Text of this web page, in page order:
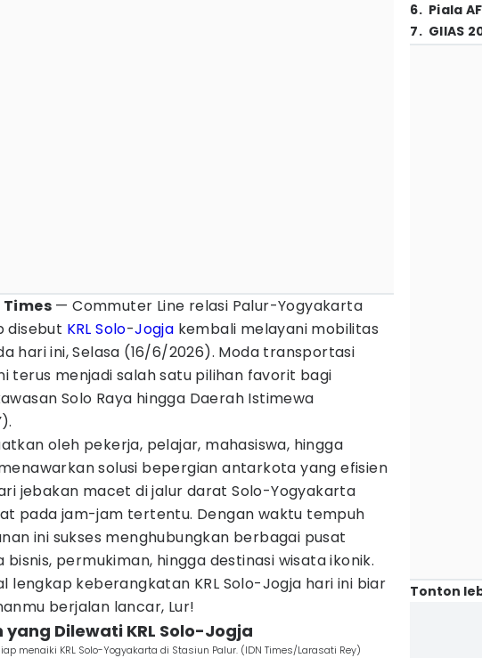
— Commuter Line relasi Palur-Yogyakarta
disebut KRL Solo-Jogja kembali melayani mobilitas
hari ini, Selasa (16/6/2026). Moda transportasi
terus menjadi salah satu pilihan favorit bagi
Solo Raya hingga Daerah Istimewa
oleh pekerja, pelajar, mahasiswa, hingga
solusi bepergian antarkota yang efisien
jebakan macet di jalur darat Solo-Yogyakarta
pada jam-jam tertentu. Dengan waktu tempuh
ini sukses menghubungkan berbagai pusat
bisnis, permukiman, hingga destinasi wisata ikonik.
lengkap keberangkatan KRL Solo-Jogja hari ini biar
berjalan lancar, Lur!
yang Dilewati KRL Solo-Jogja
menaiki KRL Solo-Yogyakarta di Stasiun Palur. (IDN Times/Larasati Rey)
6. Piala
7. GIIAS
Tonton